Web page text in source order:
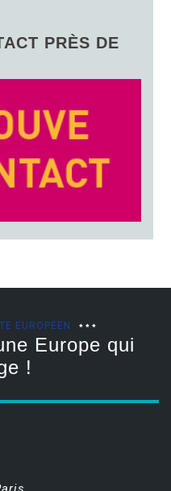
PRÈS DE
EUROPÉEN
Europe qui
!